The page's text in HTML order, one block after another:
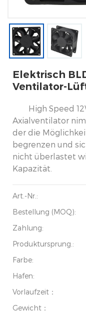
Elektrisch
Ventilator-
High Speed
Axialventilator
der die
begrenzen und
nicht überlastet
Kapazität.
Art.-Nr.:
Bestellung (MOQ):
Zahlung:
Produktursprung.:
Farbe:
Hafen:
Vorlaufzeit：
Gewicht：